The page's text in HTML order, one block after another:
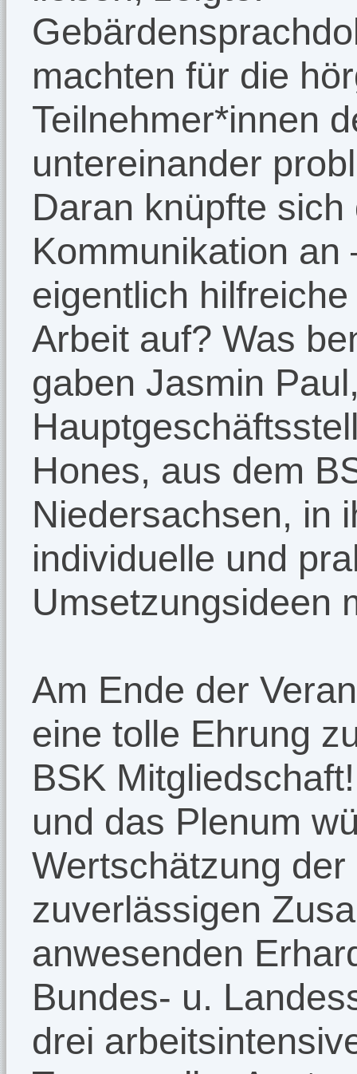
machten für die
Teilnehmer*innen
untereinander
Daran knüpfte
Kommunikation an
eigentlich
Arbeit auf? Was
gaben Jasmin
Hones, aus dem
Niedersachsen, in
individuelle und
Umsetzungsideen
Am Ende der
eine tolle Ehrung
BSK
und das Plenum
Wertschätzung
zuverlässigen
anwesenden
Bundes- u.
drei